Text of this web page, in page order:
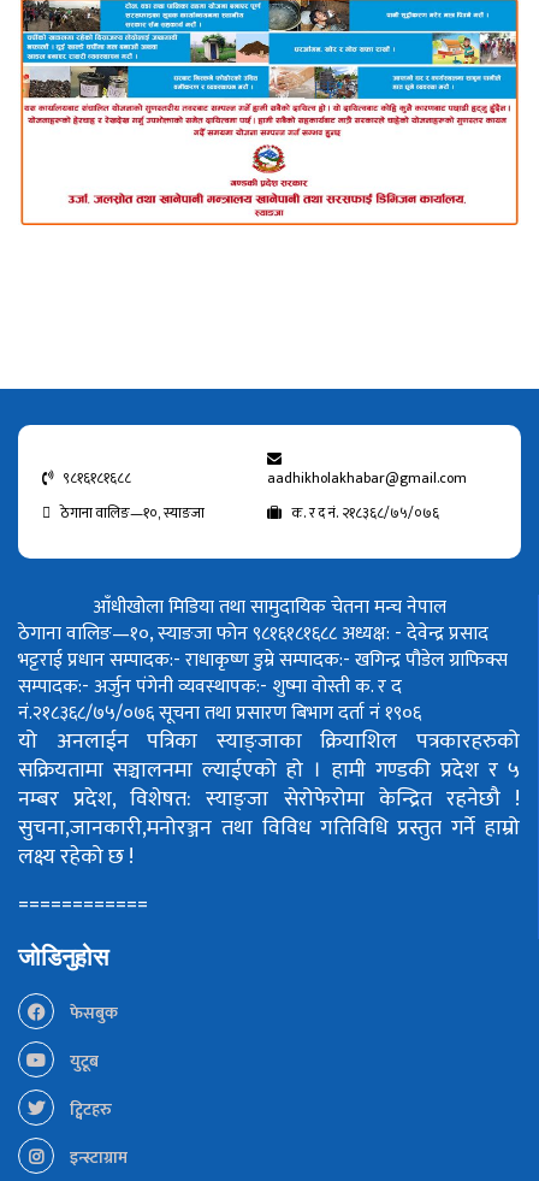
९८१६१८१६८८
aadhikholakhabar@gmail.com
ठेगाना वालिङ—१०, स्याङजा
क. र द नं. २१८३६८/७५/०७६
आँधीखोला मिडिया तथा सामुदायिक चेतना मन्च नेपाल
ठेगाना वालिङ—१०, स्याङजा फोन ९८१६१८१६८८अध्यक्ष: - देवेन्द्र प्रसाद
भट्टराईप्रधान सम्पादक:- राधाकृष्ण डुम्रेसम्पादक:- खगिन्द्र पौडेलग्राफिक्स
सम्पादक:- अर्जुन पंगेनीव्यवस्थापक:- शुष्मा वोस्तीक. र द
नं.२१८३६८/७५/०७६सूचना तथा प्रसारण बिभाग दर्ता नं १९०६
यो अनलाईन पत्रिका स्याङ्जाका क्रियाशिल पत्रकारहरुको
सक्रियतामा सञ्चालनमा ल्याईएको हो । हामी गण्डकी प्रदेश र ५
नम्बर प्रदेश, विशेषत: स्याङ्जा सेरोफेरोमा केन्द्रित रहनेछौ !
सुचना,जानकारी,मनोरञ्जन तथा विविध गतिविधि प्रस्तुत गर्ने हाम्रो
लक्ष्य रहेको छ !
============
जोडिनुहोस
फेसबुक
युटूब
ट्विटहरु
इन्स्टाग्राम